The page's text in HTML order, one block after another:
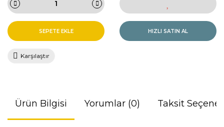
SEPETE EKLE HIZLI SATIN AL
Karşılaştır
Ürün Bilgisi Yorumlar (0) Taksit